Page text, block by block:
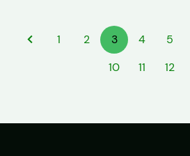
1 2 3 4 5
10
11 12